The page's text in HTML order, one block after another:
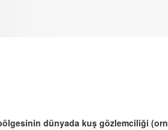
dünyada kuş gözlemciliği